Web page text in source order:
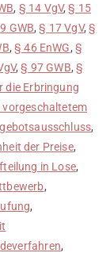
, § 14 VgV,§ 15
GWB,§ 17 VgV,§
,§ 46 EnWG, §
,§ 97 GWB,§
die Erbringung
,
der Preise,
in Lose,
,
,
,